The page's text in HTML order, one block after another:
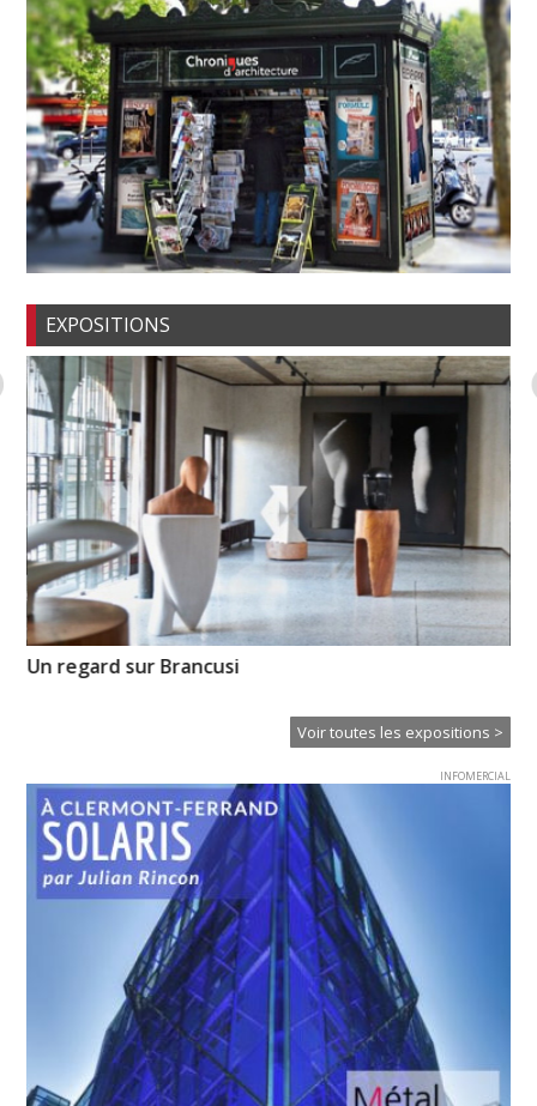
EXPOSITIONS
Un regard sur Brancusi
Voir toutes les expositions >
INFOMERCIAL